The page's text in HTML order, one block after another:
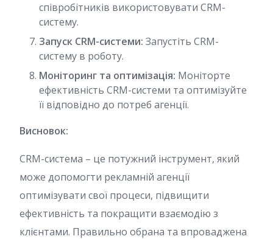
співробітників використовувати CRM-
систему.
Запуск CRM-системи: Запустіть CRM-
систему в роботу.
Моніторинг та оптимізація: Моніторте
ефективність CRM-системи та оптимізуйте
її відповідно до потреб агенції.
Висновок:
CRM-система – це потужний інструмент, який
може допомогти рекламній агенції
оптимізувати свої процеси, підвищити
ефективність та покращити взаємодію з
клієнтами. Правильно обрана та впроваджена